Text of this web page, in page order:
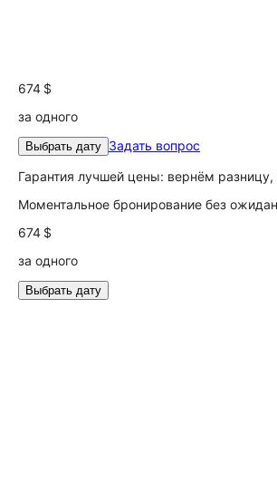
674 $
за одного
Выбрать дату Задать вопрос
Гарантия лучшей цены: вернём
Моментальное бронирование без
674 $
за одного
Выбрать дату